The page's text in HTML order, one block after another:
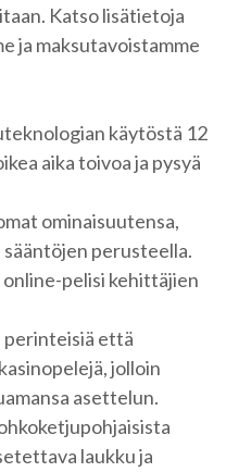
Katso lisätietoja
ja maksutavoistamme
käytöstä 12
aika toivoa ja pysyä
ominaisuutensa,
perusteella.
pelisi kehittäjien
perinteisiä että
jolloin
asettelun.
laukku ja